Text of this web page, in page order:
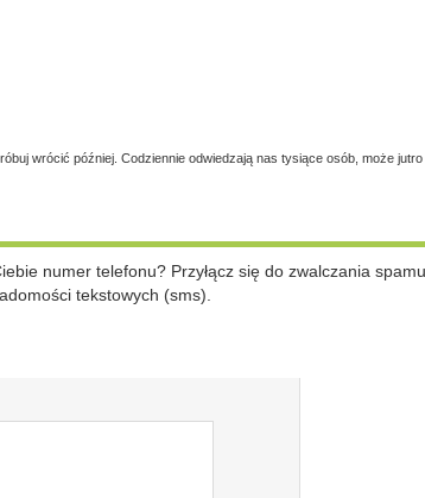
wrócić później. Codziennie odwiedzają nas tysiące osób, może
numer telefonu? Przyłącz się do zwalczania spamu
tekstowych (sms).